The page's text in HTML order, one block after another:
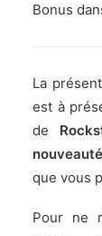
Bonus
La
est à
de
que vous
Pour ne